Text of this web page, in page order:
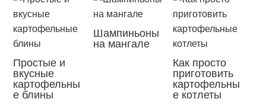
Простые и
вкусные
картофельны
е блины
Шампиньоны
на мангале
Как просто
приготовить
картофельны
е котлеты